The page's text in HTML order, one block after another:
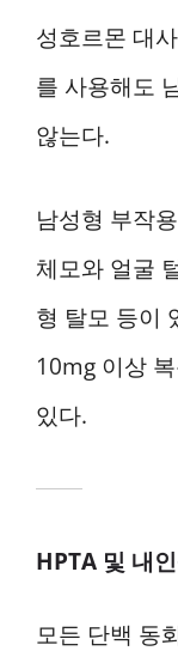
성호르몬 대
를 사용해도
않는다.
남성형 부작
체모와 얼굴
형 탈모 등이
10mg 이상
있다.
HPTA 및 내
모든 단백 동